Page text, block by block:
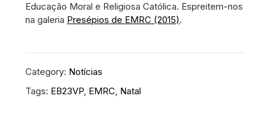
Educação Moral e Religiosa Católica. Espreitem-nos
na galeria Presépios de EMRC (2015).
Category: Notícias
Tags: EB23VP, EMRC, Natal